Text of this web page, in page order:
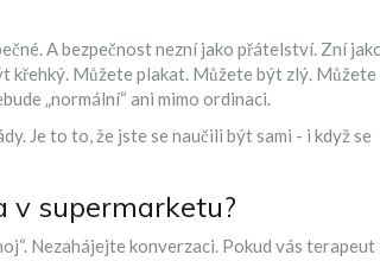
A bezpečnost nezní jako přátelství. Zní
křehký. Můžete plakat. Můžete být zlý. Můžete
„normální“ ani mimo ordinaci.
Je to to, že jste se naučili být sami - i když se
v supermarketu?
Nezahájejte konverzaci. Pokud vás terapeut